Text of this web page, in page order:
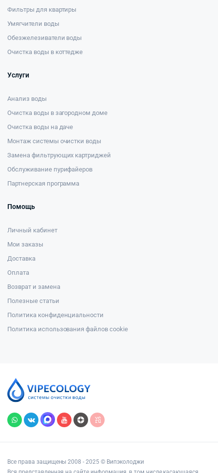
Фильтры для квартиры
Умягчители воды
Обезжелезиватели воды
Очистка воды в коттедже
Услуги
Анализ воды
Очистка воды в загородном доме
Очистка воды на даче
Монтаж системы очистки воды
Замена фильтрующих картриджей
Обслуживание пурифайеров
Партнерская программа
Помощь
Личный кабинет
Мои заказы
Доставка
Оплата
Возврат и замена
Полезные статьи
Политика конфиденциальности
Политика использования файлов cookie
Все права защищены 2008 - 2025 © Випэколоджи